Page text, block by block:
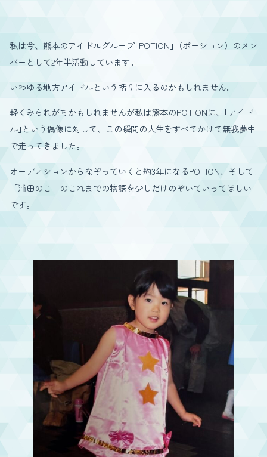
私は今、熊本のアイドルグループ｢POTION｣（ポーション）のメン
バーとして2年半活動しています。
いわゆる地方アイドルという括りに入るのかもしれません。
軽くみられがちかもしれませんが私は熊本のPOTIONに、｢アイド
ル｣という偶像に対して、この瞬間の人生をすべてかけて無我夢中
で走ってきました。
オーディションからなぞっていくと約3年になるPOTION、そして
「浦田のこ」のこれまでの物語を少しだけのぞいていってほしい
です。